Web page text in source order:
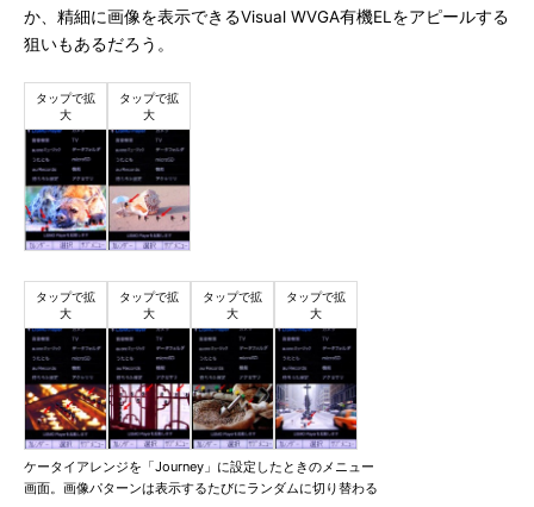
か、精細に画像を表示できるVisual WVGA有機ELをアピールする
狙いもあるだろう。
ケータイアレンジを「Journey」に設定したときのメニュー
画面。画像パターンは表示するたびにランダムに切り替わる